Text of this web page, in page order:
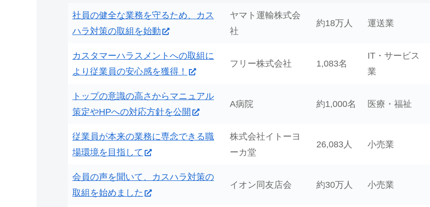
社員の健全な業務を守るため、カス
ハラ対策の取組を始動
ヤマト運輸株式会
社
約18万人 運送業
カスタマーハラスメントへの取組に
より従業員の安心感を獲得！
フリー株式会社 1,083名
IT・サービス
業
トップの意識の高さからマニュアル
策定やHPへの対応方針を公開
A病院 約1,000名 医療・福祉
従業員が本来の業務に専念できる職
場環境を目指して
株式会社イトーヨ
ーカ堂
26,083人 小売業
会員の声を聞いて、カスハラ対策の
取組を始めました
イオン同友店会 約30万人 小売業